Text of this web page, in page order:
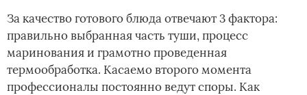
За качество готового блюда отвечают 3 фактора:
правильно выбранная часть туши, процесс
маринования и грамотно проведенная
термообработка. Касаемо второго момента
профессионалы постоянно ведут споры. Как